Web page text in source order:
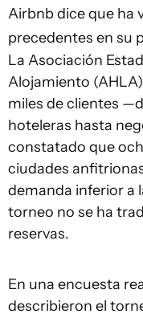
Airbnb dice que ha
precedentes en su
La Asociación
Alojamiento
miles de clientes
hoteleras hasta
constatado que
ciudades
demanda inferior a
torneo no se ha
reservas.
En una encuesta
describieron el